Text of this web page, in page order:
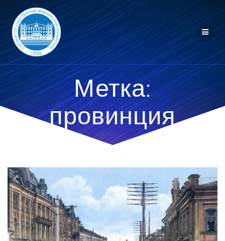
Перейти
к
контенту
Метка:
провинция